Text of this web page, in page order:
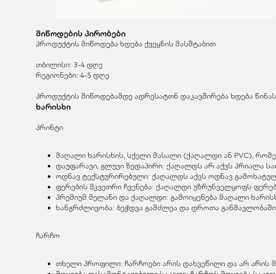
მიწოდების პირობები
პროდუქტის მიწოდება ხდება ქვეყნის მასშტაბით
თბილისი: 3-4 დღე
რეგიონები: 4-5 დღე
პროდუქტის მიწოდებამდე ადრესატთნ დაკავშირება ხდება
ხარისხი
პრინტი
მაღალი ხარისხის, სქელი მასალი (ქაღალდი ან PVC),
დაუფარავი, გლუვი ზედაპირი: ქაღალდს არ აქვს პრიალა
ოდნავ ტექსტურირებული: ქაღალდს აქვს ოდნავ
ფერების მკვეთრი ჩვენება: ქაღალდი უზრუნველყოფს
პრემიუმ მელანი და ქაღალდი: გამოიყენება მაღალი
ხანგრძლივობა: ბეჭდვა გამძლეა და დროთა განმავლობაში
ჩარჩო
თხელი პროფილი: ჩარჩოები არის დახვეწილი და არ არის